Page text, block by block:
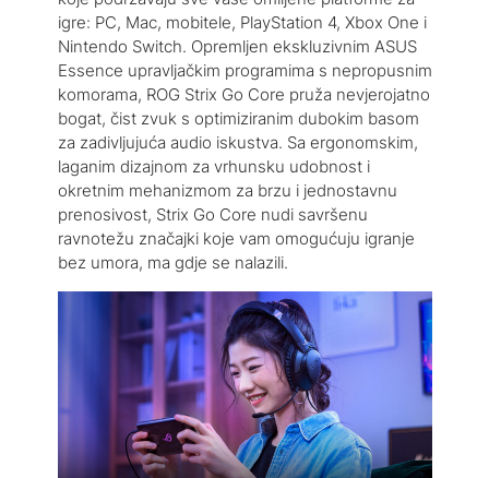
igre: PC, Mac, mobitele, PlayStation 4, Xbox One i
Nintendo Switch. Opremljen ekskluzivnim ASUS
Essence upravljačkim programima s nepropusnim
komorama, ROG Strix Go Core pruža nevjerojatno
bogat, čist zvuk s optimiziranim dubokim basom
za zadivljujuća audio iskustva. Sa ergonomskim,
laganim dizajnom za vrhunsku udobnost i
okretnim mehanizmom za brzu i jednostavnu
prenosivost, Strix Go Core nudi savršenu
ravnotežu značajki koje vam omogućuju igranje
bez umora, ma gdje se nalazili.